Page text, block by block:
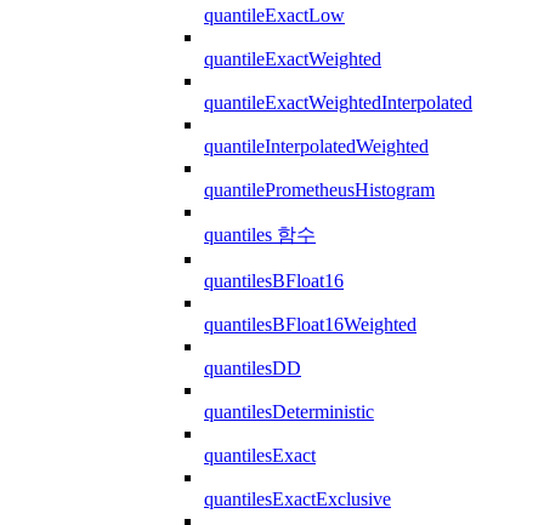
quantileExactLow
quantileExactWeighted
quantileExactWeightedInterpolated
quantileInterpolatedWeighted
quantilePrometheusHistogram
quantiles 함수
quantilesBFloat16
quantilesBFloat16Weighted
quantilesDD
quantilesDeterministic
quantilesExact
quantilesExactExclusive